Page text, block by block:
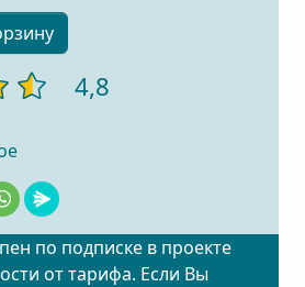
4,8
по подписке в проекте
от тарифа. Если Вы